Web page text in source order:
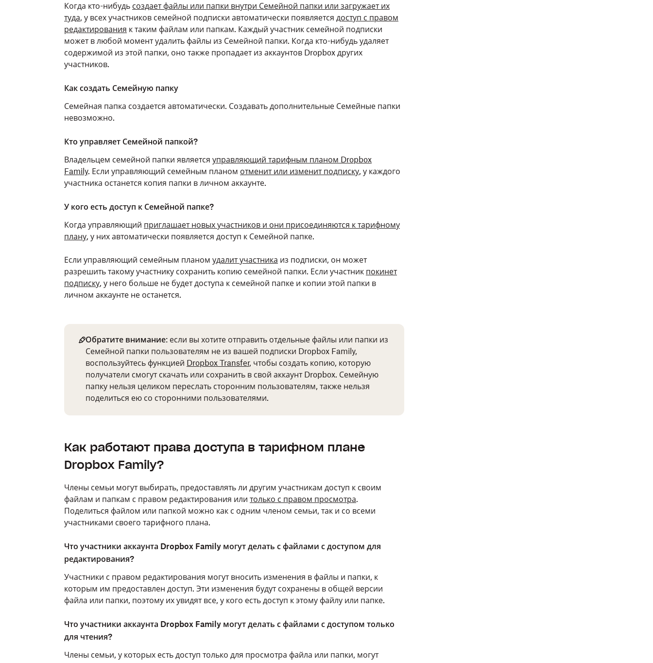
Когда кто-нибудь создает файлы или папки внутри Семейной папки или загружает их
туда, у всех участников семейной подписки автоматически появляется доступ с правом
редактирования к таким файлам или папкам. Каждый участник семейной подписки
может в любой момент удалить файлы из Семейной папки. Когда кто-нибудь удаляет
содержимой из этой папки, оно также пропадает из аккаунтов Dropbox других
участников.
Как создать Семейную папку
Семейная папка создается автоматически. Создавать дополнительные Семейные папки
невозможно.
Кто управляет Семейной папкой?
Владельцем семейной папки является управляющий тарифным планом Dropbox
Family. Если управляющий семейным планом отменит или изменит подписку, у каждого
участника останется копия папки в личном аккаунте.
У кого есть доступ к Семейной папке?
Когда управляющий приглашает новых участников и они присоединяются к тарифному
плану, у них автоматически появляется доступ к Семейной папке.
Если управляющий семейным планом удалит участника из подписки, он может
разрешить такому участнику сохранить копию семейной папки. Если участник покинет
подписку, у него больше не будет доступа к семейной папке и копии этой папки в
личном аккаунте не останется.
Обратите внимание: если вы хотите отправить отдельные файлы или папки из
Семейной папки пользователям не из вашей подписки Dropbox Family,
воспользуйтесь функцией Dropbox Transfer, чтобы создать копию, которую
получатели смогут скачать или сохранить в свой аккаунт Dropbox. Семейную
папку нельзя целиком переслать сторонним пользователям, также нельзя
поделиться ею со сторонними пользователями.
Как работают права доступа в тарифном плане
Dropbox Family?
Члены семьи могут выбирать, предоставлять ли другим участникам доступ к своим
файлам и папкам с правом редактирования или только с правом просмотра.
Поделиться файлом или папкой можно как с одним членом семьи, так и со всеми
участниками своего тарифного плана.
Что участники аккаунта Dropbox Family могут делать с файлами с доступом для
редактирования?
Участники с правом редактирования могут вносить изменения в файлы и папки, к
которым им предоставлен доступ. Эти изменения будут сохранены в общей версии
файла или папки, поэтому их увидят все, у кого есть доступ к этому файлу или папке.
Что участники аккаунта Dropbox Family могут делать с файлами с доступом только
для чтения?
Члены семьи, у которых есть доступ только для просмотра файла или папки, могут